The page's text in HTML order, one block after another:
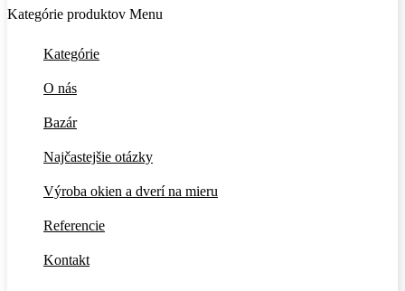
Kategórie produktov Menu
Kategórie
O nás
Bazár
Najčastejšie otázky
Výroba okien a dverí na mieru
Referencie
Kontakt